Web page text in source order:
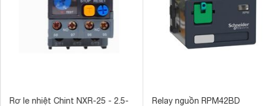
Rơ le nhiệt Chint NXR-25 - 2.5-
Relay nguồn RPM42BD